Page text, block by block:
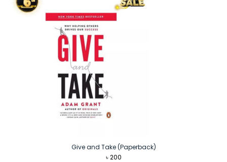
Give and Take (Paperback)
৳200